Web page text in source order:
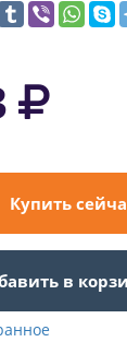
Купить
в